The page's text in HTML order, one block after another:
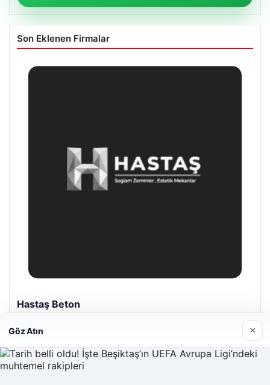
Son Eklenen Firmalar
Enes Kaplan Avukatlık Bürosu
Göz Atın ×